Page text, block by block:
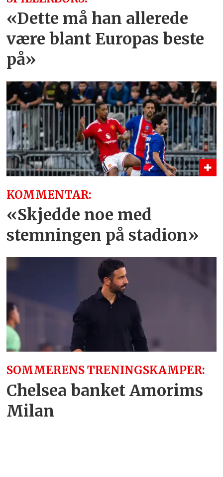
«Dette må han allerede
være blant Europas beste
på»
KOMMENTAR:
«Skjedde noe med
stemningen på stadion»
SOMMERENS TRENINGSKAMPER:
Chelsea banket Amorims
Milan